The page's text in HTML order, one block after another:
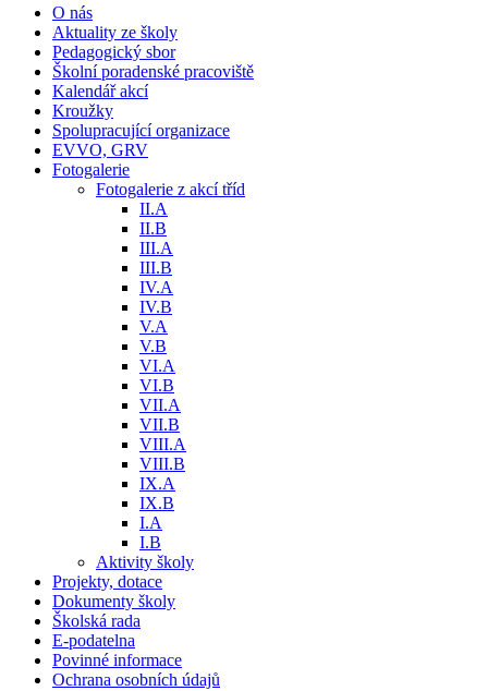
O nás
Aktuality ze školy
Pedagogický sbor
Školní poradenské pracoviště
Kalendář akcí
Kroužky
Spolupracující organizace
EVVO, GRV
Fotogalerie
Fotogalerie z akcí tříd
II.A
II.B
III.A
III.B
IV.A
IV.B
V.A
V.B
VI.A
VI.B
VII.A
VII.B
VIII.A
VIII.B
IX.A
IX.B
I.A
I.B
Aktivity školy
Projekty, dotace
Dokumenty školy
Školská rada
E-podatelna
Povinné informace
Ochrana osobních údajů